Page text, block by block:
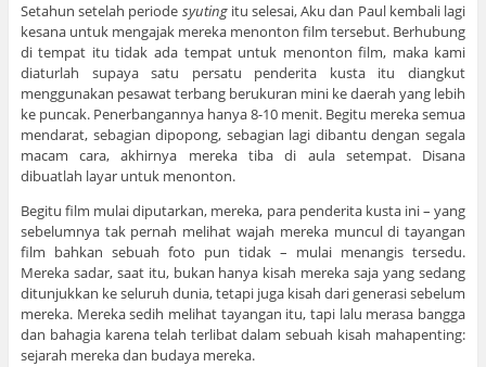
Setahun setelah periode syutingitu selesai, Aku dan Paul kembali lagi
kesana untuk mengajak mereka menonton film tersebut. Berhubung
di tempat itu tidak ada tempat untuk menonton film, maka kami
diaturlah supaya satu persatu penderita kusta itu diangkut
menggunakan pesawat terbang berukuran mini ke daerah yang lebih
ke puncak. Penerbangannya hanya 8-10 menit. Begitu mereka semua
mendarat, sebagian dipopong, sebagian lagi dibantu dengan segala
macam cara, akhirnya mereka tiba di aula setempat. Disana
dibuatlah layar untuk menonton.
Begitu film mulai diputarkan, mereka, para penderita kusta ini – yang
sebelumnya tak pernah melihat wajah mereka muncul di tayangan
film bahkan sebuah foto pun tidak – mulai menangis tersedu.
Mereka sadar, saat itu, bukan hanya kisah mereka saja yang sedang
ditunjukkan ke seluruh dunia, tetapi juga kisah dari generasi sebelum
mereka. Mereka sedih melihat tayangan itu, tapi lalu merasa bangga
dan bahagia karena telah terlibat dalam sebuah kisah mahapenting:
sejarah mereka dan budaya mereka.